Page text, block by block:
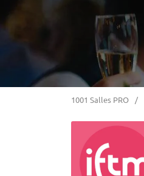
1001 Salles PRO